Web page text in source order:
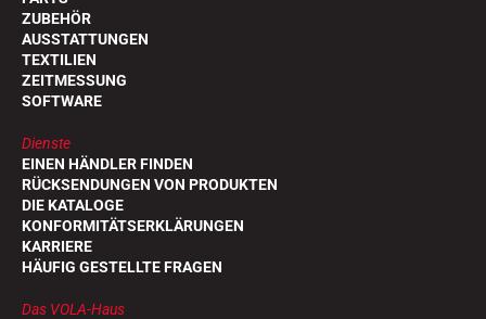
ZUBEHÖR
AUSSTATTUNGEN
TEXTILIEN
ZEITMESSUNG
SOFTWARE
Dienste
EINEN HÄNDLER FINDEN
RÜCKSENDUNGEN VON PRODUKTEN
DIE KATALOGE
KONFORMITÄTSERKLÄRUNGEN
KARRIERE
HÄUFIG GESTELLTE FRAGEN
Das VOLA-Haus